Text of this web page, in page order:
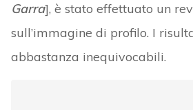
Garra], è stato effettuato un
sull’immagine di profilo. I
abbastanza inequivocabili.